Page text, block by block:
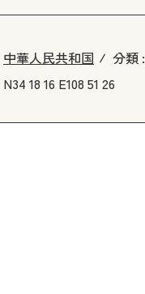
中華人民共和国 分類 :
N34 18 16 E108 51 26